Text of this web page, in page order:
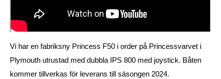
Vi har en fabriksny Princess F50 i order på Princessvarvet i
Plymouth utrustad med dubbla IPS 800 med joystick. Båten
kommer tillverkas för leverans till säsongen 2024.